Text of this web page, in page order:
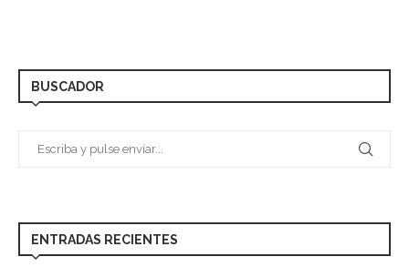
BUSCADOR
ENTRADAS RECIENTES